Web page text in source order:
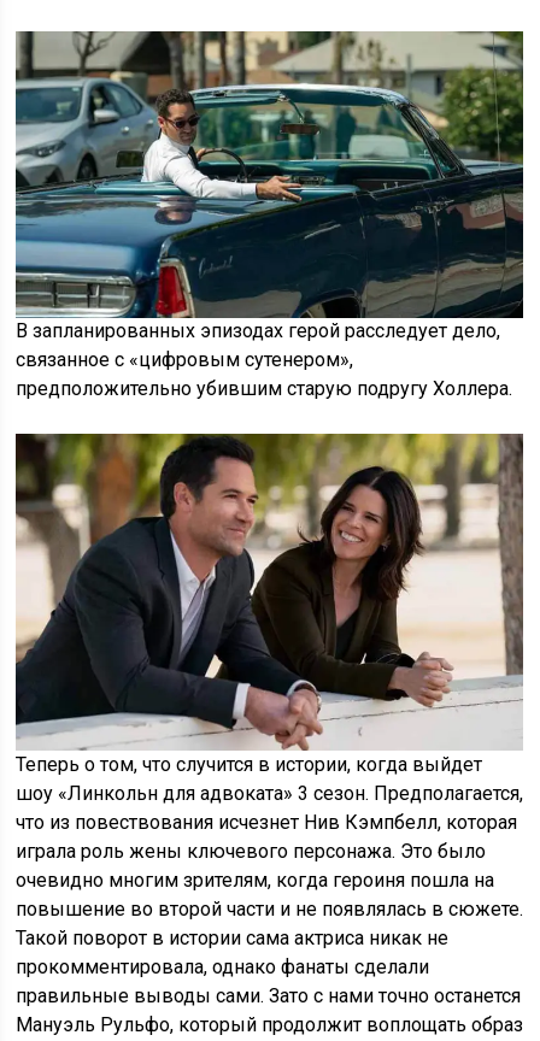
В запланированных эпизодах герой расследует дело,
связанное с «цифровым сутенером»,
предположительно убившим старую подругу Холлера.
Теперь о том, что случится в истории, когда выйдет
шоу «Линкольн для адвоката» 3 сезон. Предполагается,
что из повествования исчезнет Нив Кэмпбелл, которая
играла роль жены ключевого персонажа. Это было
очевидно многим зрителям, когда героиня пошла на
повышение во второй части и не появлялась в сюжете.
Такой поворот в истории сама актриса никак не
прокомментировала, однако фанаты сделали
правильные выводы сами. Зато с нами точно останется
Мануэль Рульфо, который продолжит воплощать образ